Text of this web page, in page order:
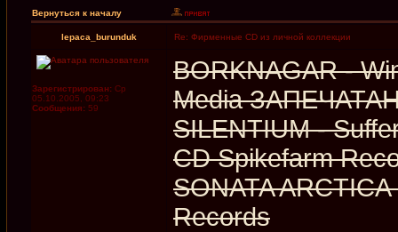
Вернуться к началу
lepaca_burunduk Re: Фирменные CD из личной коллекции
Зарегистрирован: Ср
05.10.2005, 09:23
Сообщения: 59
BORKNAGAR -
Media
SILENTIUM -
CD Spikefarm
SONATA
Records